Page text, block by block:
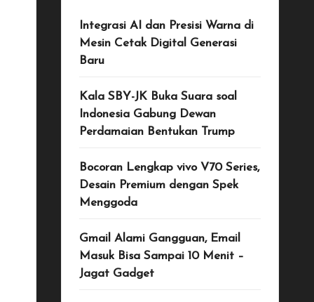
Integrasi AI dan Presisi Warna di
Mesin Cetak Digital Generasi
Baru
Kala SBY-JK Buka Suara soal
Indonesia Gabung Dewan
Perdamaian Bentukan Trump
Bocoran Lengkap vivo V70 Series,
Desain Premium dengan Spek
Menggoda
Gmail Alami Gangguan, Email
Masuk Bisa Sampai 10 Menit –
Jagat Gadget